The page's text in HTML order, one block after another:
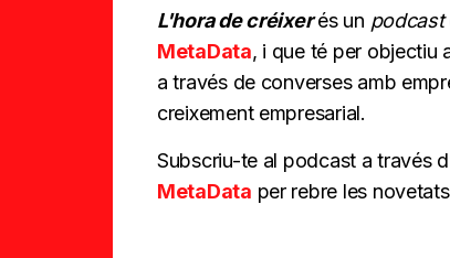
L'hora de créixerés un podcast
MetaData, i que té per objectiu
a través de converses amb
creixement empresarial.
Subscriu-te al podcast a través
MetaData per rebre les